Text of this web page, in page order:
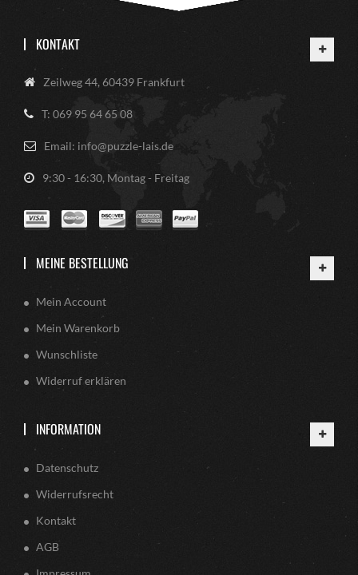
KONTAKT
Zeilweg 44, 60439 Frankfurt
T: 069 95 64 65 08
Email: info@puzzle-lais.de
9:30 - 16:30, Montag - Freitag
MEINE BESTELLUNG
Mein Account
Mein Warenkorb
Wunschliste
Widerruf erklären
INFORMATION
Datenschutz
Widerrufsrecht
Kontakt
AGB